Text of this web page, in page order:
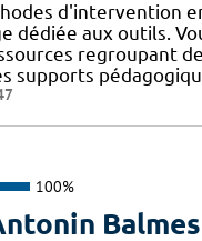
d'intervention
dédiée aux outils.
regroupant
supports
100%
Balmes